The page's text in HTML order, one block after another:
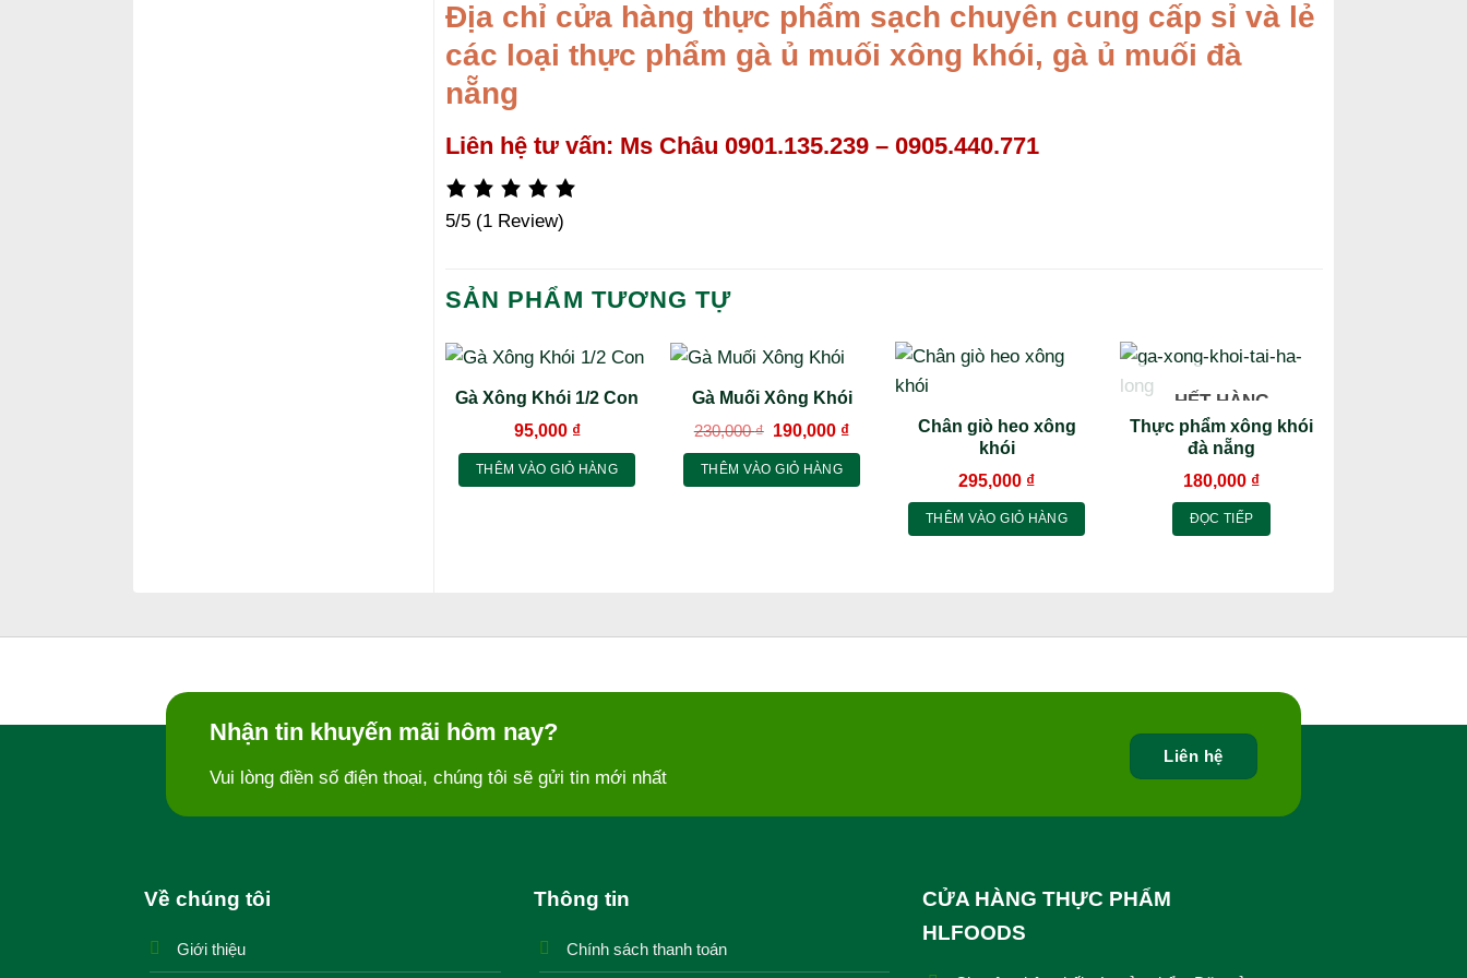
Địa chỉ cửa hàng thực phẩm sạch chuyên cung cấp sỉ và lẻ
các loại thực phẩm gà ủ muối xông khói, gà ủ muối đà
nẵng
Liên hệ tư vấn: Ms Châu 0901.135.239 – 0905.440.771
5/5 (1 Review)
SẢN PHẨM TƯƠNG TỰ
Gà Xông Khói 1/2 Con
95,000 ₫
THÊM VÀO GIỎ HÀNG
Gà Muối Xông Khói
230,000₫ Giá
là:
230,000 ₫.
190,000 ₫Giá
tại
THÊM VÀO GIỎ HÀNG
Chân giò heo xông
khói
295,000 ₫
THÊM VÀO GIỎ HÀNG
HẾT HÀNG
Thực phẩm xông khói
đà nẵng
180,000 ₫
ĐỌC TIẾP
Nhận tin khuyến mãi hôm nay?
Vui lòng điền số điện thoại, chúng tôi sẽ gửi tin mới nhất
Liên hệ
Về chúng tôi
Giới thiệu
Thông tin
Chính sách thanh toán
CỬA HÀNG THỰC PHẨM
HLFOODS